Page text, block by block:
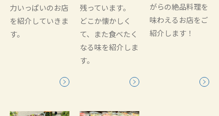
力いっぱいのお店
を紹介していきま
す。
残っています。
どこか懐かしく
て、また食べたく
なる味を紹介しま
す。
がらの絶品料理を
味わえるお店をご
紹介します！